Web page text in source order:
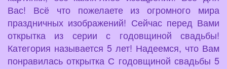
Вас! Всё что пожелаете из огромного мира
праздничных изображений! Сейчас перед Вами
открытка из серии с годовщиной свадьбы!
Категория называется 5 лет! Надеемся, что Вам
понравилась открытка С годовщиной свадьбы 5